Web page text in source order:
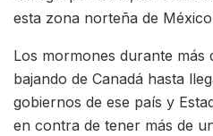
esta zona norteña de
Los mormones durante más
bajando de Canadá hasta
gobiernos de ese país y
en contra de tener más de